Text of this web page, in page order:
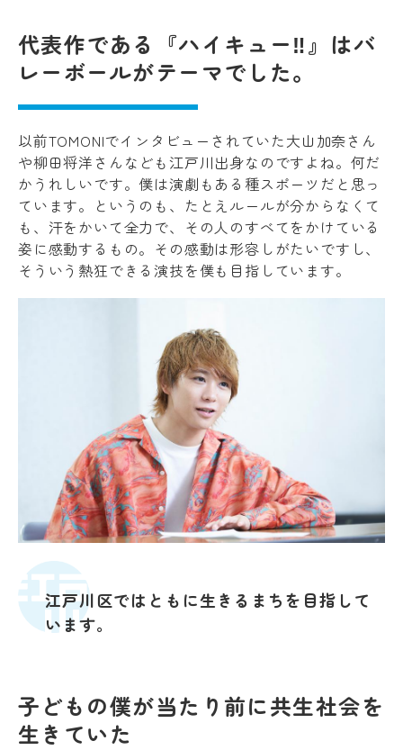
代表作である『ハイキュー‼』はバ
レーボールがテーマでした。
以前TOMONIでインタビューされていた大山加奈さん
や柳田将洋さんなども江戸川出身なのですよね。何だ
かうれしいです。僕は演劇もある種スポーツだと思っ
ています。というのも、たとえルールが分からなくて
も、汗をかいて全力で、その人のすべてをかけている
姿に感動するもの。その感動は形容しがたいですし、
そういう熱狂できる演技を僕も目指しています。
江戸川区ではともに生きるまちを目指して
います。
子どもの僕が当たり前に共生社会を
生きていた